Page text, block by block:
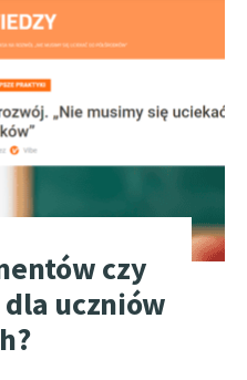
czy
dla uczniów